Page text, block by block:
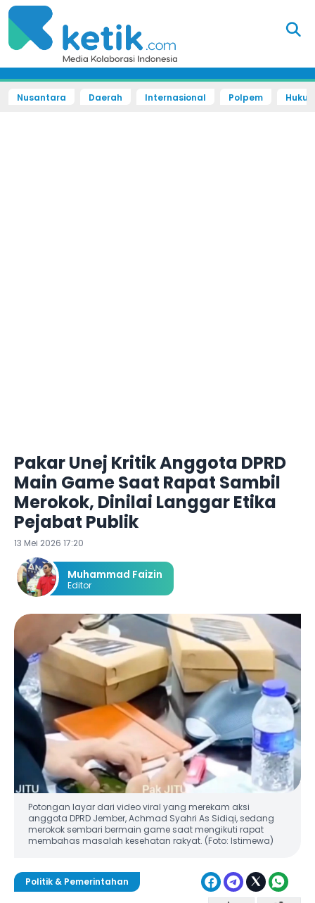
Nusantara Daerah Internasional Polpem
Pakar Unej Kritik Anggota DPRD
Main Game Saat Rapat Sambil
Merokok, Dinilai Langgar Etika
Pejabat Publik
13 Mei 2026 17:20
Muhammad Faizin
Editor
Potongan layar dari video viral yang merekam aksi
anggota DPRD Jember, Achmad Syahri As Sidiqi, sedang
merokok sembari bermain game saat mengikuti rapat
membahas masalah kesehatan rakyat. (Foto: Istimewa)
Politik & Pemerintahan